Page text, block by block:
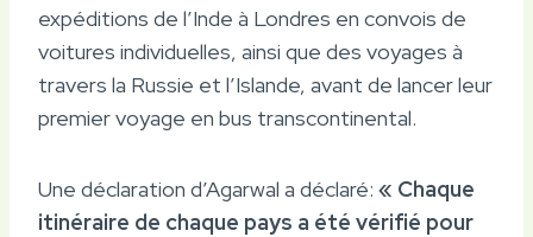
expéditions de l’Inde à Londres en convois de
voitures individuelles, ainsi que des voyages à
travers la Russie et l’Islande, avant de lancer leur
premier voyage en bus transcontinental.
Une déclaration d’Agarwal a déclaré: « Chaque
itinéraire de chaque pays a été vérifié pour